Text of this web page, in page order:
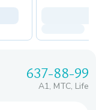
637-88-99
A1, МТС, Life